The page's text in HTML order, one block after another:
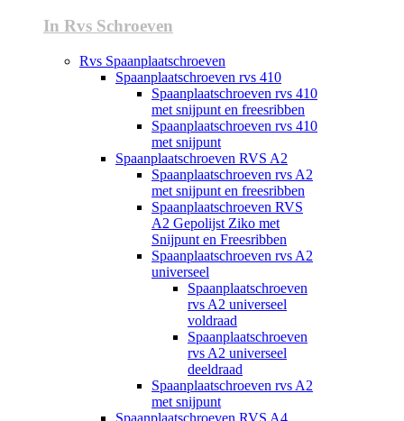
In Rvs Schroeven
Rvs Spaanplaatschroeven
Spaanplaatschroeven rvs 410
Spaanplaatschroeven rvs 410
met snijpunt en freesribben
Spaanplaatschroeven rvs 410
met snijpunt
Spaanplaatschroeven RVS A2
Spaanplaatschroeven rvs A2
met snijpunt en freesribben
Spaanplaatschroeven RVS
A2 Gepolijst Ziko met
Snijpunt en Freesribben
Spaanplaatschroeven rvs A2
universeel
Spaanplaatschroeven
rvs A2 universeel
voldraad
Spaanplaatschroeven
rvs A2 universeel
deeldraad
Spaanplaatschroeven rvs A2
met snijpunt
Spaanplaatschroeven RVS A4